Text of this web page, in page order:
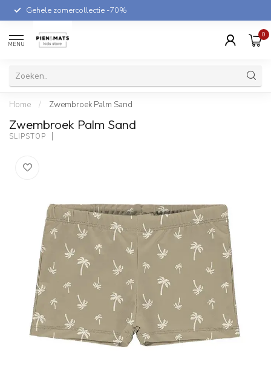
Gehele zomercollectie -70%
MENU
0
Home / Zwembroek Palm Sand
Zwembroek Palm Sand
SLIPSTOP